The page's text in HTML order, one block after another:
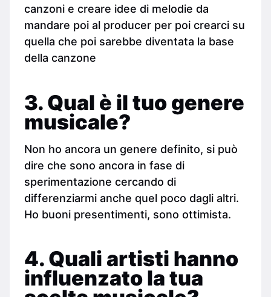
canzoni e creare idee di melodie da
mandare poi al producer per poi crearci su
quella che poi sarebbe diventata la base
della canzone
3. Qual è il tuo genere
musicale?
Non ho ancora un genere definito, si può
dire che sono ancora in fase di
sperimentazione cercando di
differenziarmi anche quel poco dagli altri.
Ho buoni presentimenti, sono ottimista.
4. Quali artisti hanno
influenzato la tua